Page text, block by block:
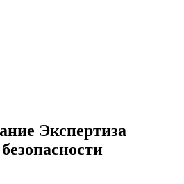
Экспертиза